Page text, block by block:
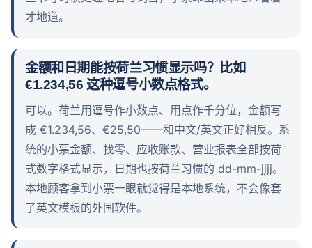
才地道。
金额和日期能按荷兰习惯显示吗？比如
€1.234,56 这种逗号小数点格式。
可以。荷兰用逗号作小数点、用点作千分位，金额写
成 €1.234,56、€25,50——和中文/英文正好相反。系
统的小票金额、找零、应收账款、营业报表全部按荷
式数字格式显示，日期也按荷兰习惯的 dd-mm-jjjj。
本地顾客拿到小票一眼就觉得是本地系统，不会像套
了英文模板的外国软件。